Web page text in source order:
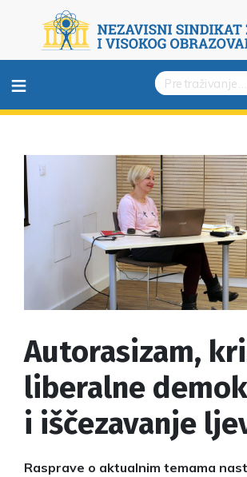
≡
Autorasizam,
liberalne
i iščezavanje
Rasprave o aktualnim temama